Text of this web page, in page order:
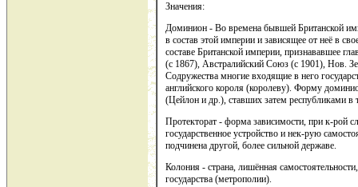
Значения:
Доминион - Во времена бывшей Британской
в состав этой империи и зависящее от неё в
составе Британской империи, признававшее
(с 1867), Австралийский Союз (с 1901), Нов.
Содружества многие входящие в него
английского короля (королеву). Форму
(Цейлон и др.), ставших затем республиками в
Протекторат - форма зависимости, при к-рой
государственное устройство и нек-рую
подчинена другой, более сильной державе.
Колония - страна, лишённая
государства (метрополии).